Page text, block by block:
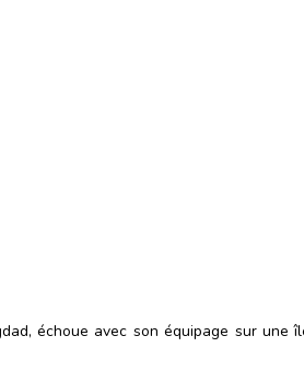
échoue avec son équipage sur une